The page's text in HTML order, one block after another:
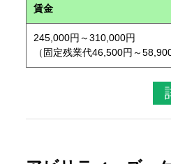
賃金
245,000円～310,000円
（固定残業代46,500円～